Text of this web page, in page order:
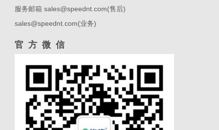
服务邮箱 sales@speednt.com(售后)
sales@speednt.com(业务)
官方微信